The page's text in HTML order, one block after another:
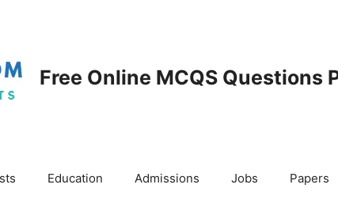
Free Online MCQS Questions
Education Admissions Jobs Papers